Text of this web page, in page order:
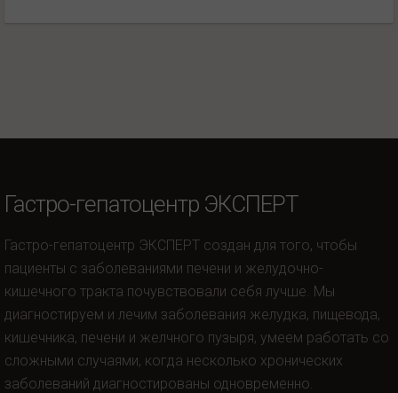
Гастро-гепатоцентр ЭКСПЕРТ
Гастро-гепатоцентр ЭКСПЕРТ создан для того, чтобы
пациенты с заболеваниями печени и желудочно-
кишечного тракта почувствовали себя лучше. Мы
диагностируем и лечим заболевания желудка, пищевода,
кишечника, печени и желчного пузыря, умеем работать со
сложными случаями, когда несколько хронических
заболеваний диагностированы одновременно.